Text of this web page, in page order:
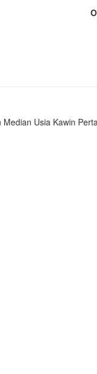
Usia Kawin